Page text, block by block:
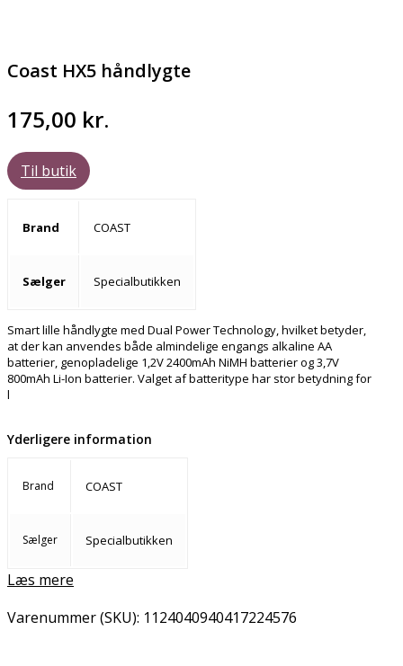
Coast HX5 håndlygte
175,00 kr.
Til butik
Brand COAST
Sælger Specialbutikken
Smart lille håndlygte med Dual Power Technology, hvilket betyder,
at der kan anvendes både almindelige engangs alkaline AA
batterier, genopladelige 1,2V 2400mAh NiMH batterier og 3,7V
800mAh Li-Ion batterier. Valget af batteritype har stor betydning for
l
Yderligere information
Brand COAST
Sælger Specialbutikken
Læs mere
Varenummer (SKU): 1124040940417224576